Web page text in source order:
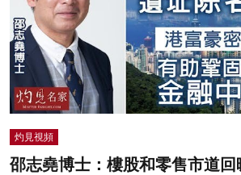
影片
名家榜
灼見活動
灼見視頻
邵志堯博士：樓股和零售市道回